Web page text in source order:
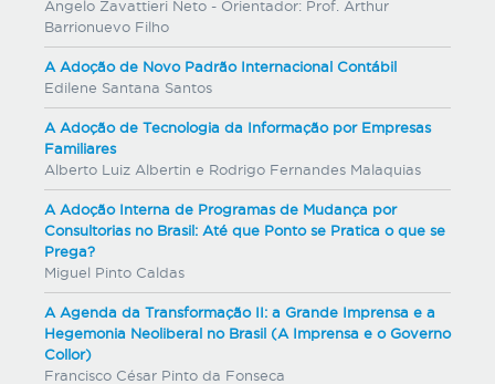
Angelo Zavattieri Neto - Orientador: Prof. Arthur
Barrionuevo Filho
A Adoção de Novo Padrão Internacional Contábil
Edilene Santana Santos
A Adoção de Tecnologia da Informação por Empresas
Familiares
Alberto Luiz Albertin e Rodrigo Fernandes Malaquias
A Adoção Interna de Programas de Mudança por
Consultorias no Brasil: Até que Ponto se Pratica o que se
Prega?
Miguel Pinto Caldas
A Agenda da Transformação II: a Grande Imprensa e a
Hegemonia Neoliberal no Brasil (A Imprensa e o Governo
Collor)
Francisco César Pinto da Fonseca